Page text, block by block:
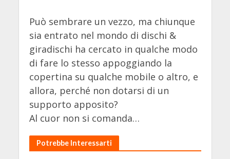
Può sembrare un vezzo, ma chiunque
sia entrato nel mondo di dischi &
giradischi ha cercato in qualche modo
di fare lo stesso appoggiando la
copertina su qualche mobile o altro, e
allora, perché non dotarsi di un
supporto apposito?
Al cuor non si comanda…
Potrebbe Interessarti